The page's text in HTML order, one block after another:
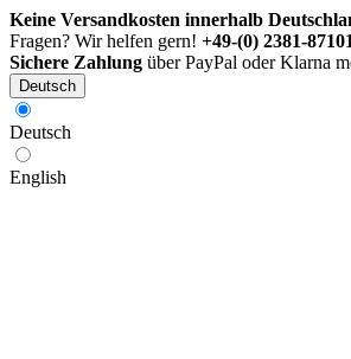
Keine Versandkosten innerhalb
Fragen? Wir helfen gern! +49-(0) 2381-
Sichere Zahlung über PayPal oder Klarna
Deutsch
Deutsch
English